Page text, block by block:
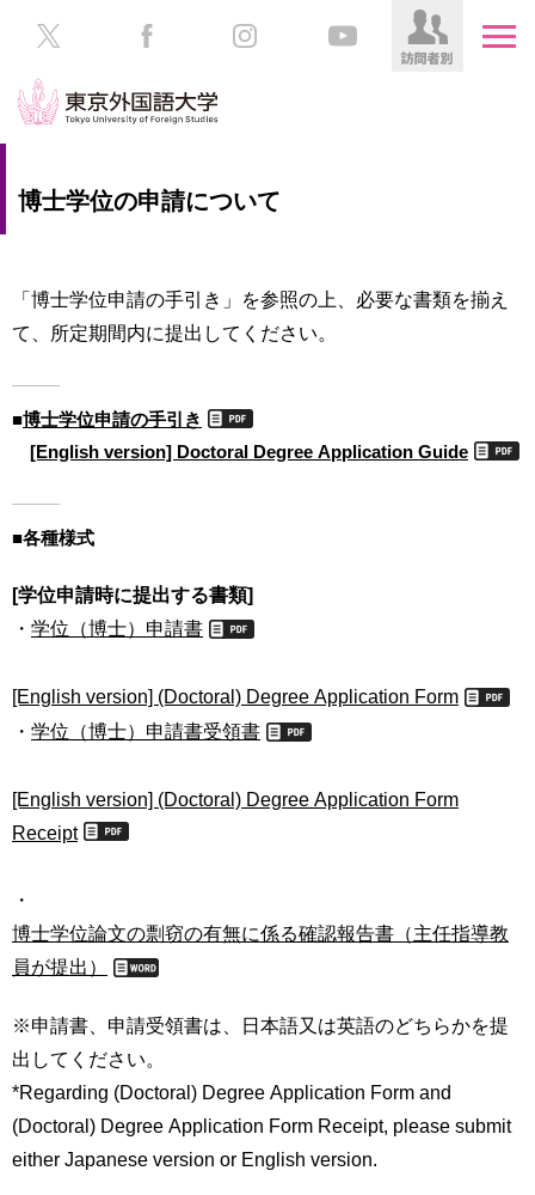
案
大
学
育
研
究
会
連
試
寄
附
す
る
お
問
い
験
在
生
の
者
方
生
の
一
般・
方
職
専
用
博士学位の申請について
「博士学位申請の手引き」を参照の上、必要な書類を揃え
て、所定期間内に提出してください。
■博士学位申請の手引き
[English version] Doctoral Degree Application Guide
■各種様式
[学位申請時に提出する書類]
・ 学位（博士）申請書
[English version] (Doctoral) Degree Application Form
・ 学位（博士）申請書受領書
[English version] (Doctoral) Degree Application Form
Receipt
・
博士学位論文の剽窃の有無に係る確認報告書（主任指導教
員が提出）
※申請書、申請受領書は、日本語又は英語のどちらかを提
出してください。
*Regarding (Doctoral) Degree Application Form and
(Doctoral) Degree Application Form Receipt, please submit
either Japanese version or English version.